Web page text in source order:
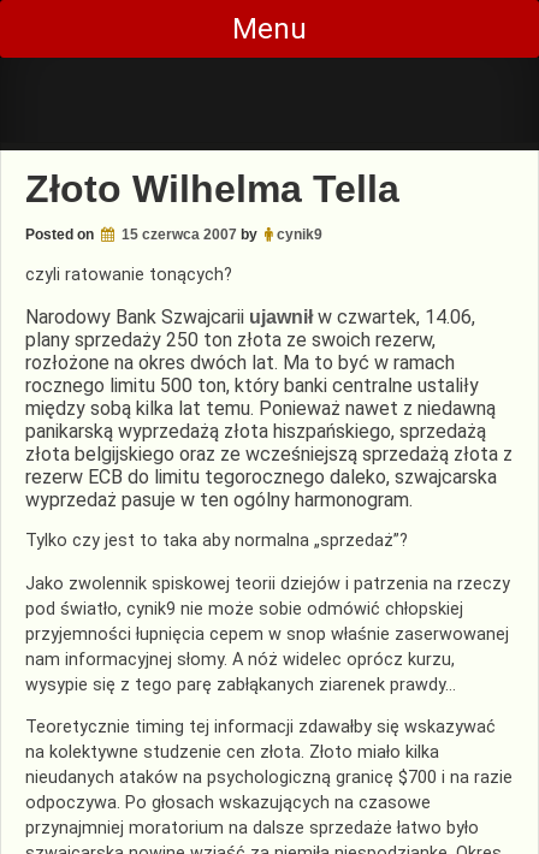
Skip
content
Menu
Złoto Wilhelma Tella
Posted on 15 czerwca 2007 by cynik9
czyli ratowanie tonących?
Narodowy Bank Szwajcarii ujawniłw czwartek, 14.06,
plany sprzedaży 250 ton złota ze swoich rezerw,
rozłożone na okres dwóch lat. Ma to być w ramach
rocznego limitu 500 ton, który banki centralne ustaliły
między sobą kilka lat temu. Ponieważ nawet z niedawną
panikarską wyprzedażą złota hiszpańskiego, sprzedażą
złota belgijskiego oraz ze wcześniejszą sprzedażą złota z
rezerw ECB do limitu tegorocznego daleko, szwajcarska
wyprzedaż pasuje w ten ogólny harmonogram.
Tylko czy jest to taka aby normalna „sprzedaż”?
Jako zwolennik spiskowej teorii dziejów i patrzenia na rzeczy
pod światło, cynik9 nie może sobie odmówić chłopskiej
przyjemności łupnięcia cepem w snop właśnie zaserwowanej
nam informacyjnej słomy. A nóż widelec oprócz kurzu,
wysypie się z tego parę zabłąkanych ziarenek prawdy…
Teoretycznie timing tej informacji zdawałby się wskazywać
na kolektywne studzenie cen złota. Złoto miało kilka
nieudanych ataków na psychologiczną granicę $700 i na razie
odpoczywa. Po głosach wskazujących na czasowe
przynajmniej moratorium na dalsze sprzedaże łatwo było